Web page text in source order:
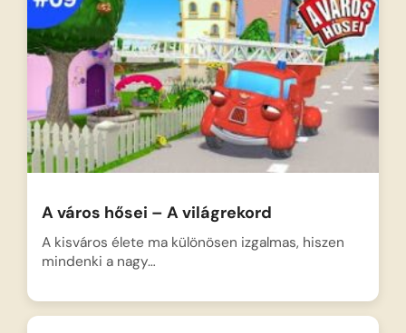
A város hősei – A világrekord
A kisváros élete ma különösen izgalmas, hiszen
mindenki a nagy…